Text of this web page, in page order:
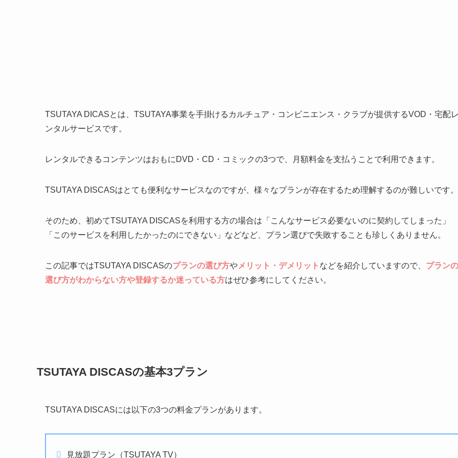
TSUTAYA DICASとは、TSUTAYA事業を手掛けるカルチュア・コンビニエンス・クラブが提供するVOD・宅配
ンタルサービスです。
レンタルできるコンテンツはおもにDVD・CD・コミックの3つで、月額料金を支払うことで利用できます。
TSUTAYA DISCASはとても便利なサービスなのですが、様々なプランが存在するため理解するのが難しいです。
そのため、初めてTSUTAYA DISCASを利用する方の場合は「こんなサービス必要ないのに契約してしまった」
「このサービスを利用したかったのにできない」などなど、プラン選びで失敗することも珍しくありません。
この記事ではTSUTAYA DISCASのプランの選び方やメリット・デメリット などを紹介していますので、 プランの
選び方がわからない方や登録するか迷っている方はぜひ参考にしてください。
TSUTAYA DISCASの基本3プラン
TSUTAYA DISCASには以下の3つの料金プランがあります。
見放題プラン（TSUTAYA TV）